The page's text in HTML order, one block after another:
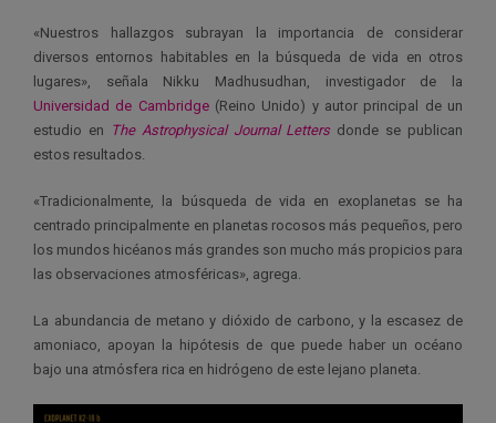
«Nuestros hallazgos subrayan la importancia de considerar
diversos entornos habitables en la búsqueda de vida en otros
lugares», señala Nikku Madhusudhan, investigador de la
Universidad de Cambridge(Reino Unido) y autor principal de un
estudio en The Astrophysical Journal Lettersdonde se publican
estos resultados.
«Tradicionalmente, la búsqueda de vida en exoplanetas se ha
centrado principalmente en planetas rocosos más pequeños, pero
los mundos hicéanos más grandes son mucho más propicios para
las observaciones atmosféricas», agrega.
La abundancia de metano y dióxido de carbono, y la escasez de
amoniaco, apoyan la hipótesis de que puede haber un océano
bajo una atmósfera rica en hidrógeno de este lejano planeta.